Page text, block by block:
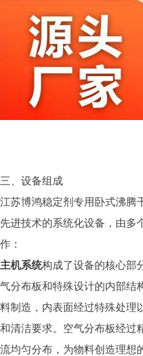
三、设备组成
江苏博鸿稳定剂专用卧式沸腾
先进技术的系统化设备，由多
作：
主机系统构成了设备的核心部
气分布板和特殊设计的内部结
料制造，内表面经过特殊处理
和清洁要求。空气分布板经过
流均匀分布，为物料创造理想